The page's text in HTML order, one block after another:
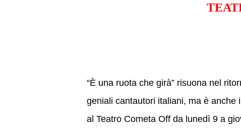
“È una ruota che girà” risuona nel
geniali cantautori italiani, ma è
al Teatro Cometa Off da lunedì 9 a